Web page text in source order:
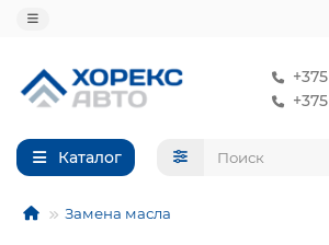
Каталог
Замена масла